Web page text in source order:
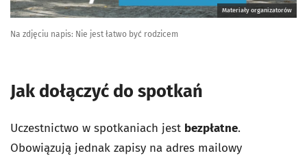
Materiały organizatorów
Na zdjęciu napis: Nie jest łatwo być rodzicem
Jak dołączyć do spotkań
Uczestnictwo w spotkaniach jest bezpłatne.
Obowiązują jednak zapisy na adres mailowy